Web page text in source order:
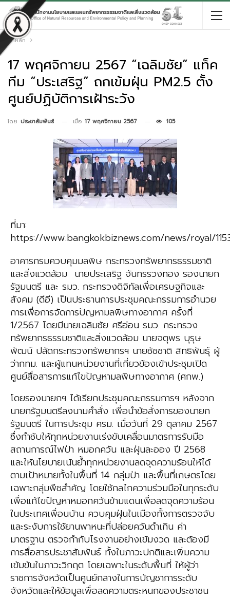
หน้าหลัก
17 พฤศจิกายน 2567 “เฉลิมชัย” แท็ค
ทีม “ประเสริฐ” ถกเข้มฝุ่น PM2.5 ตั้ง
ศูนย์ปฏิบัติการเฝ้าระวัง
โดย ประชาสัมพันธ์ เมื่อ 17 พฤศจิกายน 2567 105
ที่มา:
https://www.bangkokbiznews.com/news/royal/
อาคารกรมควบคุมมลพิษ กระทรวงทรัพยากรธรรมชาติ
และสิ่งแวดล้อม นายประเสริฐ จันทรรวงทอง รองนายก
รัฐมนตรี และ รมว. กระทรวงดิจิทัลเพื่อเศรษฐกิจและ
สังคม (ดีอี) เป็นประธานการประชุมคณะกรรมการอำนวย
การเพื่อการจัดการปัญหามลพิษทางอากาศ ครั้งที่
1/2567 โดยมีนายเฉลิมชัย ศรีอ่อน รมว. กระทรวง
ทรัพยากรธรรมชาติและสิ่งแวดล้อม นายจตุพร บุรุษ
พัฒน์ ปลัดกระทรวงทรัพยากรฯ นายชัชชาติ สิทธิพันธุ์ ผู้
ว่ากทม. และผู้แทนหน่วยงานที่เกี่ยวข้องเข้าประชุมเปิด
ศูนย์สื่อสารการแก้ไขปัญหามลพิษทางอากาศ (ศกพ.)
โดยรองนายกฯ ได้เรียกประชุมคณะกรรมการฯ หลังจาก
นายกรัฐมนตรีลงนามคำสั่ง เพื่อนำข้อสั่งการของนายก
รัฐมนตรี ในการประชุม ครม. เมื่อวันที่ 29 ตุลาคม 2567
ซึ่งกำชับให้ทุกหน่วยงานเร่งขับเคลื่อนมาตรการรับมือ
สถานการณ์ไฟป่า หมอกควัน และฝุ่นละออง ปี 2568
และให้นโยบายเน้นย้ำทุกหน่วยงานลดจุดความร้อนให้ได้
ตามเป้าหมายทั้งในพื้นที่ 14 กลุ่มป่า และพื้นที่เกษตรโดย
เฉพาะกลุ่มพืชสำคัญ โดยใช้กลไกความร่วมมือในทุกระดับ
เพื่อแก้ไขปัญหาหมอกควันข้ามแดนเพื่อลดจุดความร้อน
ในประเทศเพื่อนบ้าน ควบคุมฝุ่นในเมืองทั้งการตรวจจับ
และระงับการใช้ยานพาหนะที่ปล่อยควันดำเกิน ค่า
มาตรฐาน ตรวจกำกับโรงงานอย่างเข้มงวด และต้องมี
การสื่อสารประชาสัมพันธ์ ทั้งในภาวะปกติและเพิ่มความ
เข้มข้นในภาวะวิกฤต โดยเฉพาะในระดับพื้นที่ ให้ผู้ว่า
ราชการจังหวัดเป็นศูนย์กลางในการบัญชาการระดับ
จังหวัดและให้ข้อมูลเพื่อลดความตระหนกของประชาชน